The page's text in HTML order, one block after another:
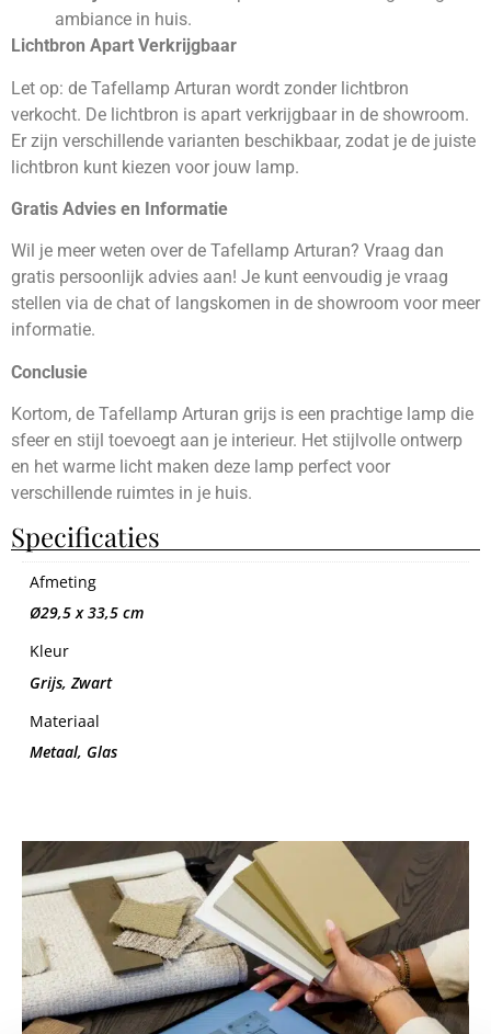
ambiance in huis.
Lichtbron Apart Verkrijgbaar
Let op: de Tafellamp Arturan wordt zonder lichtbron
verkocht. De lichtbron is apart verkrijgbaar in de showroom.
Er zijn verschillende varianten beschikbaar, zodat je de juiste
lichtbron kunt kiezen voor jouw lamp.
Gratis Advies en Informatie
Wil je meer weten over de Tafellamp Arturan? Vraag dan
gratis persoonlijk advies aan! Je kunt eenvoudig je vraag
stellen via de chat of langskomen in de showroom voor meer
informatie.
Conclusie
Kortom, de Tafellamp Arturan grijs is een prachtige lamp die
sfeer en stijl toevoegt aan je interieur. Het stijlvolle ontwerp
en het warme licht maken deze lamp perfect voor
verschillende ruimtes in je huis.
Specificaties
Afmeting
Ø29,5 x 33,5 cm
Kleur
Grijs, Zwart
Materiaal
Metaal, Glas